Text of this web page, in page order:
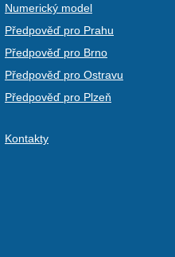
Numerický model
Předpověď pro Prahu
Předpověď pro Brno
Předpověď pro Ostravu
Předpověď pro Plzeň
Kontakty